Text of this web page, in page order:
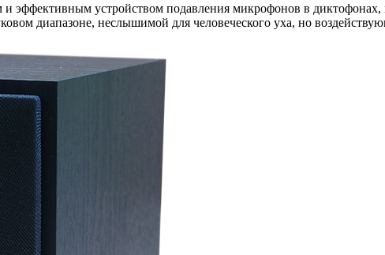
эффективным устройством подавления микрофонов в
диапазоне, неслышимой для человеческого уха, но